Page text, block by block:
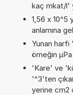
kaç mkat/l'
1,56 x 10^5
anlamına
Yunan harfi
örneğin
'Kare' ve
'^3'ten
yerine cm2